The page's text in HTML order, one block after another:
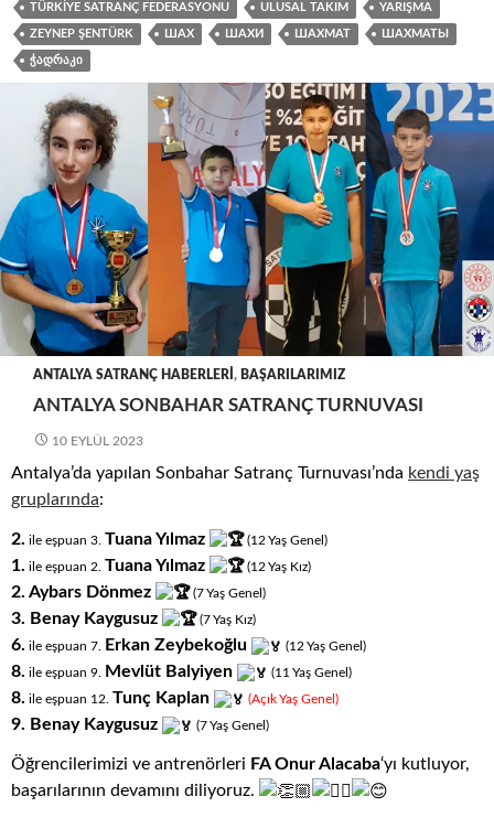
TÜRKIYE SATRANÇ FEDERASYONU ULUSAL TAKIM YARIŞMA
ZEYNEP ŞENTÜRK ШАХ ШАХИ ШАХМАТ ШАХМАТЫ
ᲭᲐᲓᲠᲐᲙᲘ
ANTALYA SATRANÇ HABERLERI , BAŞARILARIMIZ
ANTALYA SONBAHAR SATRANÇ TURNUVASI
10 EYLÜL 2023
Antalya’da yapılan Sonbahar Satranç Turnuvası’nda kendi yaş
gruplarında:
2. ile eşpuan 3. Tuana Yılmaz (12 Yaş Genel)
1. ile eşpuan 2. Tuana Yılmaz (12 Yaş Kız)
2. Aybars Dönmez (7Yaş Genel)
3. Benay Kaygusuz (7Yaş Kız)
6. ile eşpuan 7. Erkan Zeybekoğlu (12 Yaş Genel)
8. ile eşpuan 9. Mevlüt Balyiyen (11 Yaş Genel)
8. ile eşpuan 12. Tunç Kaplan (AçıkYaş Genel)
9. Benay Kaygusuz (7Yaş Genel)
Öğrencilerimizi ve antrenörleri FA Onur Alacaba‘yı kutluyor,
başarılarının devamını diliyoruz.